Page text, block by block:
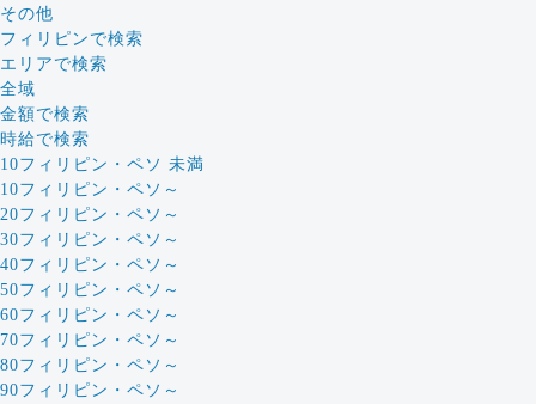
その他
フィリピンで検索
エリアで検索
全域
金額で検索
時給で検索
10フィリピン・ペソ 未満
10フィリピン・ペソ～
20フィリピン・ペソ～
30フィリピン・ペソ～
40フィリピン・ペソ～
50フィリピン・ペソ～
60フィリピン・ペソ～
70フィリピン・ペソ～
80フィリピン・ペソ～
90フィリピン・ペソ～